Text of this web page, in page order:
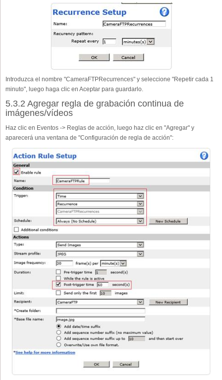
Introduzca el nombre "CameraFTPRecurrences" y seleccione "Repetir cada 1
minuto", luego haga clic en Aceptar para guardarlo.
5.3.2 Agregar regla de grabación continua de
imágenes/vídeos
Haz clic en Eventos -> Reglas de acción, luego haz clic en "Agregar" y
aparecerá una ventana de "Configuración de regla de acción":